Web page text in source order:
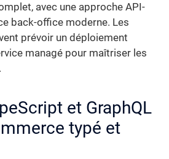
avec une approche API-
back-office moderne. Les
prévoir un déploiement
managé pour maîtriser les
et GraphQL
typé et